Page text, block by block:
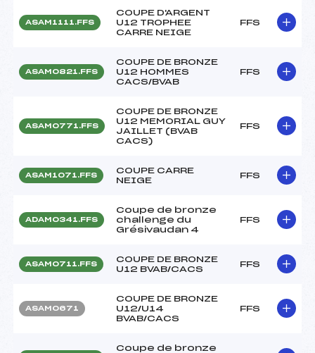
ASAM1111.FFS
COUPE D'ARGENT
U12 TROPHEE
CARRE NEIGE
FFS
ASAM0821.FFS
COUPE DE BRONZE
U12 HOMMES
CACS/BVAB
FFS
ASAM0771.FFS
COUPE DE BRONZE
U12 MEMORIAL GUY
JAILLET (BVAB
CACS)
FFS
ASAM1071.FFS
COUPE CARRE
NEIGE
FFS
ADAM0341.FFS
Coupe de bronze
challenge du
Grésivaudan 4
FFS
ASAM0711.FFS
COUPE DE BRONZE
U12 BVAB/CACS
FFS
ASAM0671
COUPE DE BRONZE
U12/U14
BVAB/CACS
FFS
Coupe de bronze